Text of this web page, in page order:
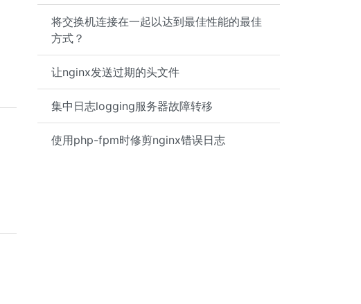
将交换机连接在一起以达到最佳性能的最佳
方式？
让nginx发送过期的头文件
集中日志logging服务器故障转移
使用php-fpm时修剪nginx错误日志